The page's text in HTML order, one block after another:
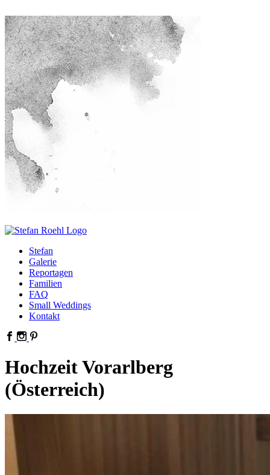
Stefan
Galerie
Reportagen
Familien
FAQ
Small Weddings
Kontakt
Hochzeit Vorarlberg
(Österreich)